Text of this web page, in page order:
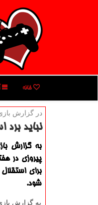
خانه
در گزارش
نباید برد
به گزارش
پیروزی در
برای
شود.
به گزارش